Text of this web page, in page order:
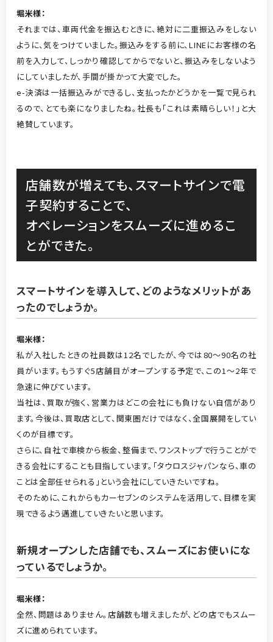
堀米様：
それまでは、車両代金を振込むときに、絶対に二重振込みをしない
ように、気をつけていました。振込みをする前に、LINEにお客様の名
前を入力して、しっかり確認してからでないと、振込みをしないよう
にしていましたが、手間が掛かって大変でした。
e-決済は一括振込みができるし、支払ったかどうかを一覧で見られ
るので、とても楽になりましたね。社長も「これは素晴らしい！」と大
絶賛しています。
店舗数が増えても、スマートサインで電
子契約することで、
オペレーションをスムーズに進めるこ
とができた。
スマートサインを導入して、どのようなメリットがあ
ったのでしょうか。
堀米様：
私が入社したときの社員数は12名でしたが、今では80～90名の社
員がいます。もうすぐ5店舗目がオープンする予定で、この1～2年で
急速に伸びています。
当社は、買取が強く、営業力はどこの会社にも負けない自信があり
ます。今後は、買取店として、関東圏だけではなく、全国展開をしてい
くのが目標です。
さらに、自社で車検から板金、整備まで、ワンストップで行うことがで
きる会社にすることも目指しています。「タウロスジャパンなら、車の
ことは全部任せられる」という会社にしていきたいですね。
そのために、これからもカーセブンのシステムを活用して、目標を実
現できるよう邁進していきたいと思います。
新規オープンした店舗でも、スムーズにお使いにな
っているでしょうか。
堀米様：
全然、問題はありません。店舗数も増えましたが、どの店でもスムー
ズに進められています。